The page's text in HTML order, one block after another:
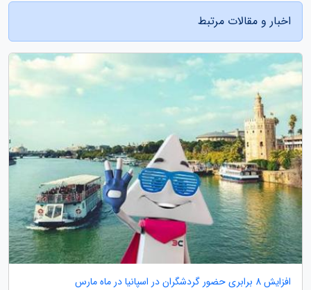
اخبار و مقالات مرتبط
افزایش 8 برابری حضور گردشگران در اسپانیا در ماه مارس